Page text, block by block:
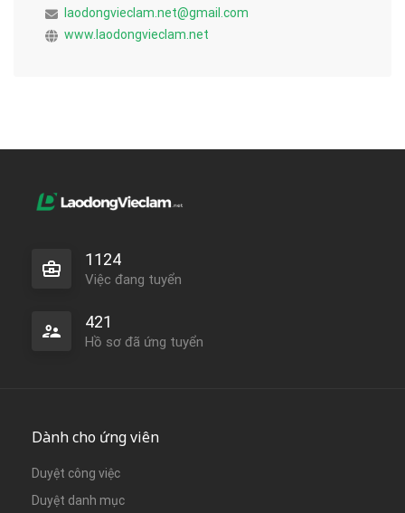
laodongvieclam.net@gmail.com
www.laodongvieclam.net
1124
Việc đang tuyển
421
Hồ sơ đã ứng tuyển
Dành cho ứng viên
Duyệt công việc
Duyệt danh mục